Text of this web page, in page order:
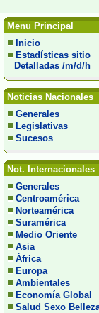
Menu Principal
Inicio
Estadísticas sitio
Detalladas /m/d/h
Noticias Nacionales
Generales
Legislativas
Sucesos
Not. Internacionales
Generales
Centroamérica
Norteamérica
Suramérica
Medio Oriente
Asia
África
Europa
Ambientales
Economía Global
Salud Sexo